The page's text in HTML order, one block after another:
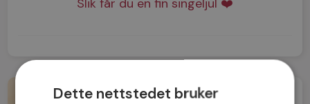
Dette nettstedet bruker